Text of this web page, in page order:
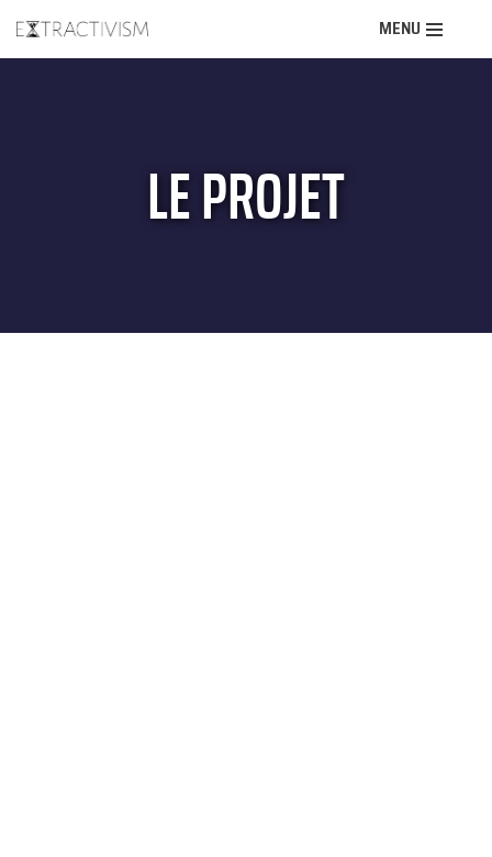
Aller
MENU
LE PROJET